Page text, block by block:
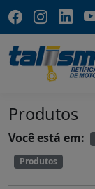
Produtos
Você está em:
Produtos